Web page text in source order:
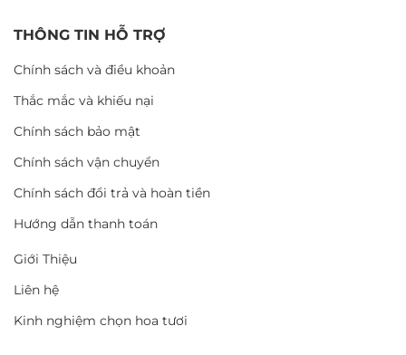
THÔNG TIN HỖ TRỢ
Chính sách và điều khoản
Thắc mắc và khiếu nại
Chính sách bảo mật
Chính sách vận chuyển
Chính sách đổi trả và hoàn tiền
Hướng dẫn thanh toán
Giới Thiệu
Liên hệ
Kinh nghiệm chọn hoa tươi